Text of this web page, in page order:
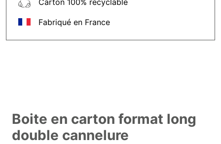
Fabriqué en France
Boite en carton format long
double cannelure